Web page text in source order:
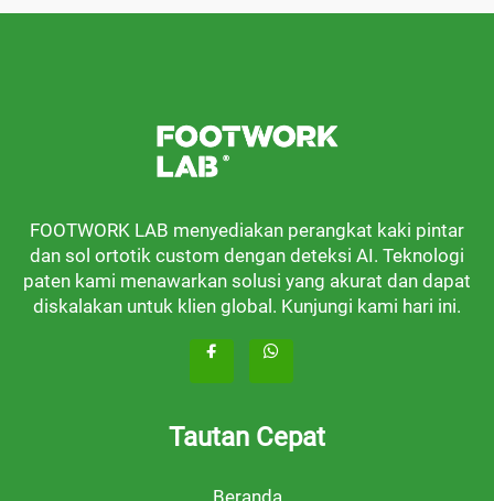
FOOTWORK LAB menyediakan perangkat kaki pintar
dan sol ortotik custom dengan deteksi AI. Teknologi
paten kami menawarkan solusi yang akurat dan dapat
diskalakan untuk klien global. Kunjungi kami hari ini.
Tautan Cepat
Beranda